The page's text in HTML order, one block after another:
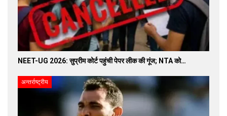
NEET-UG 2026: सुप्रीम कोर्ट पहुंची पेपर लीक की गूंज; NTA को…
अन्तर्राष्ट्रीय